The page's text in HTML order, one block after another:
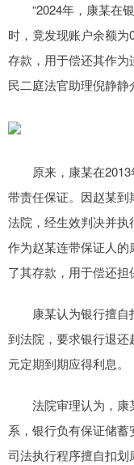
“2024年，康某在银
时，竟发现账户余额
存款，用于偿还其作为
民二庭法官助理倪静静
原来，康某在2013
带责任保证。因赵某
法院，经生效判决并
作为赵某连带保证人
了其存款，用于偿还担
康某认为银行擅自
到法院，要求银行退
元定期到期应得利息。
法院审理认为，康
系，银行负有保证储
司法执行程序擅自扣划